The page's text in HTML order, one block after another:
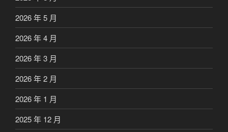
2026 年 5 月
2026 年 4 月
2026 年 3 月
2026 年 2 月
2026 年 1 月
2025 年 12 月